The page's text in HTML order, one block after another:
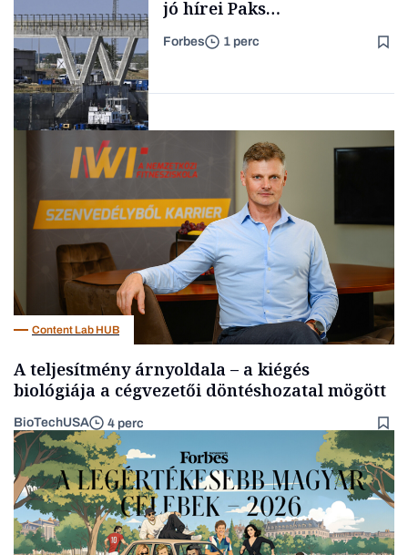
Családi
vállalkozások
jó hírei Paks
újraindításáról
Forbes 1 perc
Content Lab HUB
A teljesítmény árnyoldala – a kiégés
biológiája a cégvezetői döntéshozatal mögött
BioTechUSA 4 perc